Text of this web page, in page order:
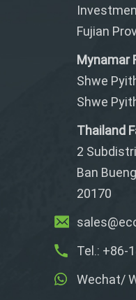
Fujian
Mynamar
Shwe
Shwe
Thailand
2
Ban
20170
Tel.: +86-
Wechat/